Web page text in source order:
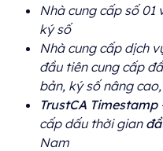
Nhà cung cấp số 01
ký số
Nhà cung cấp dịch
đầu tiên cung cấp
bản, ký số nâng
TrustCA Timestamp
cấp dấu thời gian
Nam